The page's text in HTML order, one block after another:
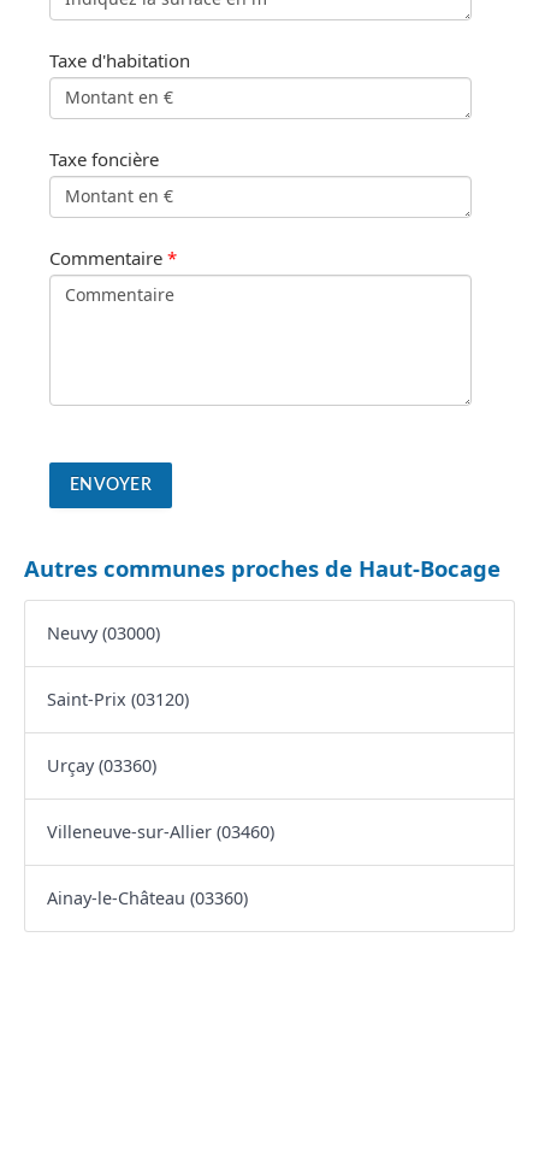
Taxe d'habitation
Taxe foncière
Commentaire *
Autres communes proches de Haut-Bocage
Neuvy (03000)
Saint-Prix (03120)
Urçay (03360)
Villeneuve-sur-Allier (03460)
Ainay-le-Château (03360)